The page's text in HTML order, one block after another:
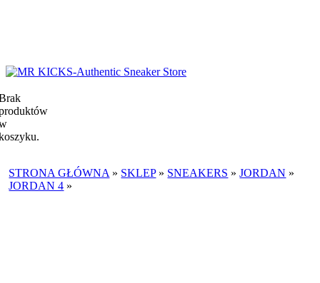
STRONA GŁÓWNA » SKLEP» SNEAKERS »JORDAN »
JORDAN 4 »